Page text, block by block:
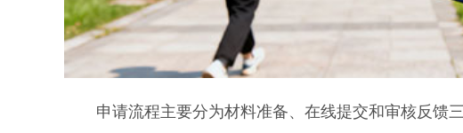
申请流程主要分为材料准备、在线提交和审核反馈